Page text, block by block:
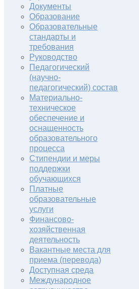
Документы
Образование
Образовательные
стандарты и
требования
Руководство
Педагогический
(научно-
педагогический) состав
Материально-
техническое
обеспечение и
оснащенность
образовательного
процесса
Стипендии и меры
поддержки
обучающихся
Платные
образовательные
услуги
Финансово-
хозяйственная
деятельность
Вакантные места для
приема (перевода)
Доступная среда
Международное